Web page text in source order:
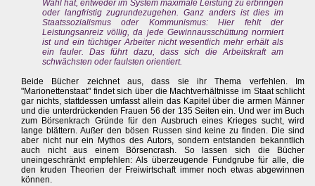
Wahl hat, entweder im System maximale Leistung zu erbringen
oder langfristig zugrundezugehen. Ganz anders ist dies im
Staatssozialismus oder Kommunismus: Hier fehlt der
Leistungsanreiz völlig, da jede Gewinnausschüttung normiert
ist und ein tüchtiger Arbeiter nicht wesentlich mehr erhält als
ein fauler. Das führt dazu, dass sich die Arbeitskraft am
schwächsten oder faulsten orientiert.
Beide Bücher zeichnet aus, dass sie ihr Thema verfehlen. Im
"Marionettenstaat" findet sich über die Machtverhältnisse im Staat schlicht
gar nichts, stattdessen umfasst allein das Kapitel über die armen Männer
und die unterdrückenden Frauen 56 der 135 Seiten ein. Und wer im Buch
zum Börsenkrach Gründe für den Ausbruch eines Krieges sucht, wird
lange blättern. Außer den bösen Russen sind keine zu finden. Die sind
aber nicht nur ein Mythos des Autors, sondern entstanden bekanntlich
auch nicht aus einem Börsencrash. So lassen sich die Bücher
uneingeschränkt empfehlen: Als überzeugende Fundgrube für alle, die
den kruden Theorien der Freiwirtschaft immer noch etwas abgewinnen
können.